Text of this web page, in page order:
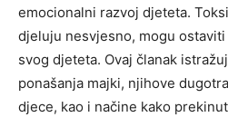
emocionalni razvoj djeteta.
djeluju nesvjesno, mogu
svog djeteta. Ovaj članak
ponašanja majki, njihove
djece, kao i načine kako